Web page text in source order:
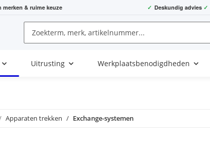
merken & ruime keuze ✓ Deskundig advies ✓
Uitrusting Werkplaatsbenodigdheden
Apparaten trekken Exchange-systemen